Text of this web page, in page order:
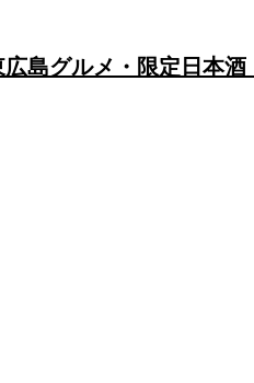
広島グルメ・限定日本